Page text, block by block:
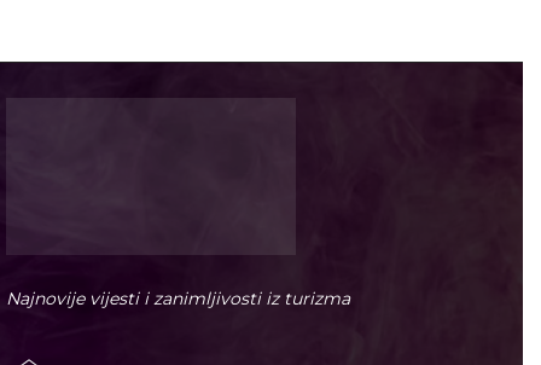
Najnovije vijesti i zanimljivosti iz turizma